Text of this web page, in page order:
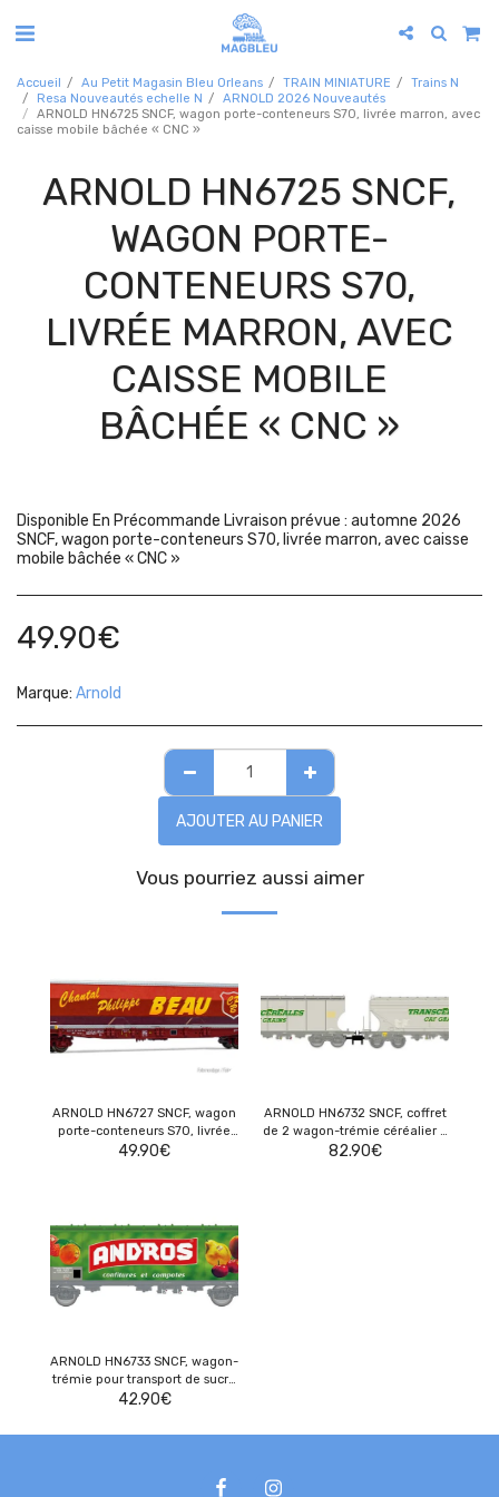
Accueil Au Petit Magasin Bleu Orleans TRAIN MINIATURE
Trains N
Resa Nouveautés echelle N
ARNOLD 2026 Nouveautés
ARNOLD HN6725 SNCF, wagon porte-conteneurs S70, livrée marron, avec
caisse mobile bâchée « CNC »
ARNOLD HN6725 SNCF,
WAGON PORTE-
CONTENEURS S70,
LIVRÉE MARRON, AVEC
CAISSE MOBILE
BÂCHÉE « CNC »
Disponible En Précommande Livraison prévue : automne 2026
SNCF, wagon porte-conteneurs S70, livrée marron, avec caisse
mobile bâchée « CNC »
49.90€
Marque: Arnold
AJOUTER AU PANIER
Vous pourriez aussi aimer
ARNOLD HN6727 SNCF, wagon
porte-conteneurs S70, livrée
marron, avec caisse mobile
49.90€
ARNOLD HN6732 SNCF, coffret
de 2 wagon-trémie céréalier «
Transcéréales – CAF Grains »,
82.90€
ARNOLD HN6733 SNCF, wagon-
trémie pour transport de sucre
à 4 essieux, « Andros », livrée
42.90€